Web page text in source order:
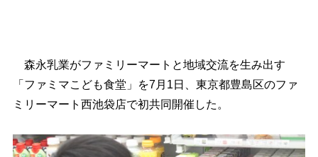
森永乳業がファミリーマートと地域交流を生み出す
「ファミマこども食堂」を7月1日、東京都豊島区のファ
ミリーマート西池袋店で初共同開催した。